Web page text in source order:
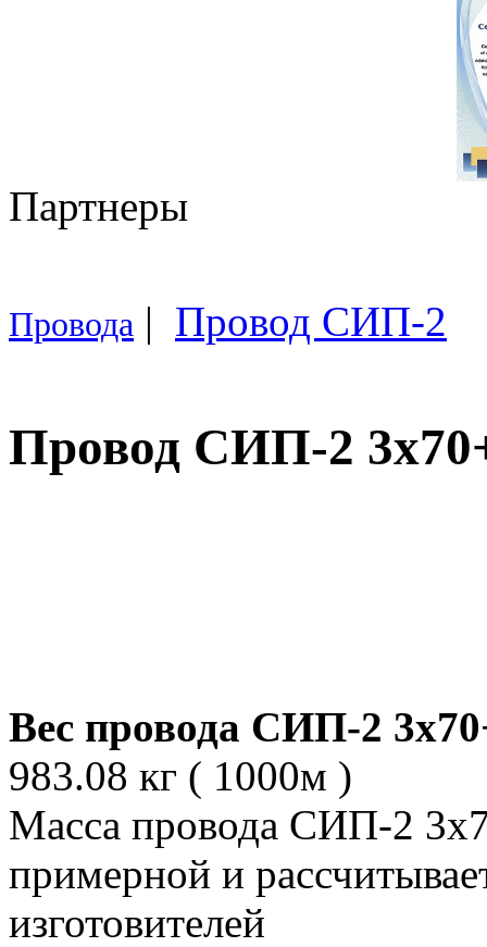
Партнеры
Провода | Провод СИП-2
Провод СИП-2
Вес провода СИП-2
983.08 кг ( 1000м )
Масса провода СИП-2
примерной и
изготовителей